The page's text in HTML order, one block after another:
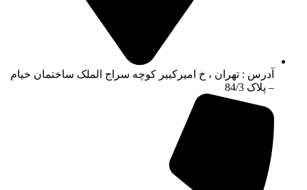
آدرس : تهران ، خ امیرکبیر کوچه سراج الملک ساختمان خیام
– پلاک 84/3